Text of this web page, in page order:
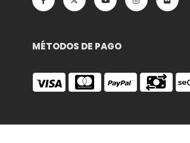
MÉTODOS DE PAGO